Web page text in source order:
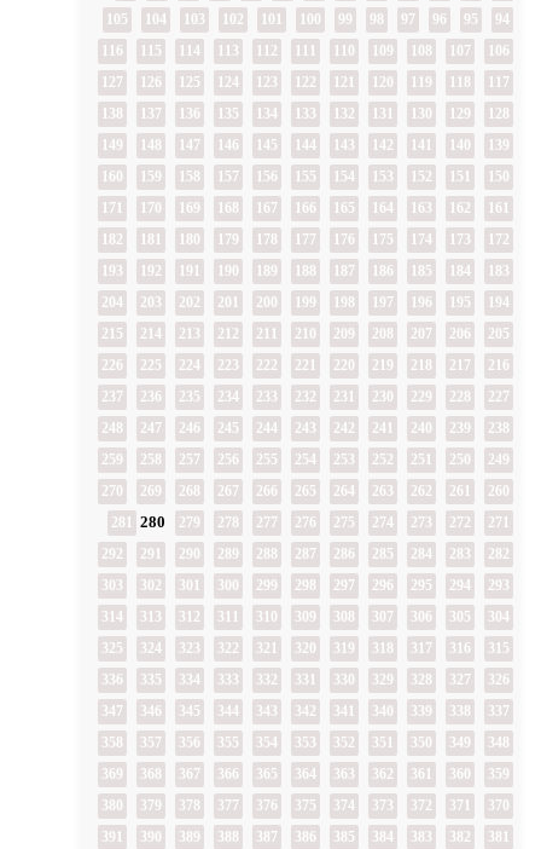
94
95
96
97
98
99
102
103
104
105
106
107
108
109
112
113
114
115
116
117
118
119
120
121
122
123
124
125
126
127
128
129
130
131
132
133
134
135
136
137
138
139
140
141
142
143
144
145
146
147
148
149
150
151
152
153
154
155
156
157
158
159
160
161
162
163
164
165
166
167
168
169
170
171
172
173
174
175
176
177
178
179
180
181
182
183
184
185
186
187
188
189
190
191
192
193
194
195
196
197
198
199
200
201
202
203
204
205
206
207
208
209
210
211
212
213
214
215
216
217
218
219
220
221
222
223
224
225
226
227
228
229
230
231
232
233
234
235
236
237
238
239
240
241
242
243
244
245
246
247
248
249
250
251
252
253
254
255
256
257
258
259
260
261
262
263
264
265
266
267
268
269
270
271
272
273
274
275
276
277
278
279
281
282
283
284
285
286
287
288
289
290
291
292
293
294
295
296
297
298
299
300
301
302
303
304
305
306
307
308
309
310
311
312
313
314
315
316
317
318
319
320
321
322
323
324
325
326
327
328
329
330
331
332
333
334
335
336
337
338
339
340
341
342
343
344
345
346
347
348
349
350
351
352
353
354
355
356
357
358
359
360
361
362
363
364
365
366
367
368
369
370
371
372
373
374
375
376
377
378
379
380
381
382
383
384
385
386
387
388
389
390
391